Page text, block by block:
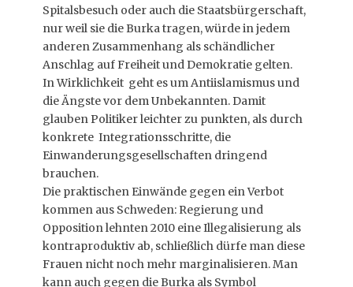
Spitalsbesuch oder auch die Staatsbürgerschaft,
nur weil sie die Burka tragen, würde in jedem
anderen Zusammenhang als schändlicher
Anschlag auf Freiheit und Demokratie gelten.
In Wirklichkeit geht es um Antiislamismus und
die Ängste vor dem Unbekannten. Damit
glauben Politiker leichter zu punkten, als durch
konkrete Integrationsschritte, die
Einwanderungsgesellschaften dringend
brauchen.
Die praktischen Einwände gegen ein Verbot
kommen aus Schweden: Regierung und
Opposition lehnten 2010 eine Illegalisierung als
kontraproduktiv ab, schließlich dürfe man diese
Frauen nicht noch mehr marginalisieren. Man
kann auch gegen die Burka als Symbol